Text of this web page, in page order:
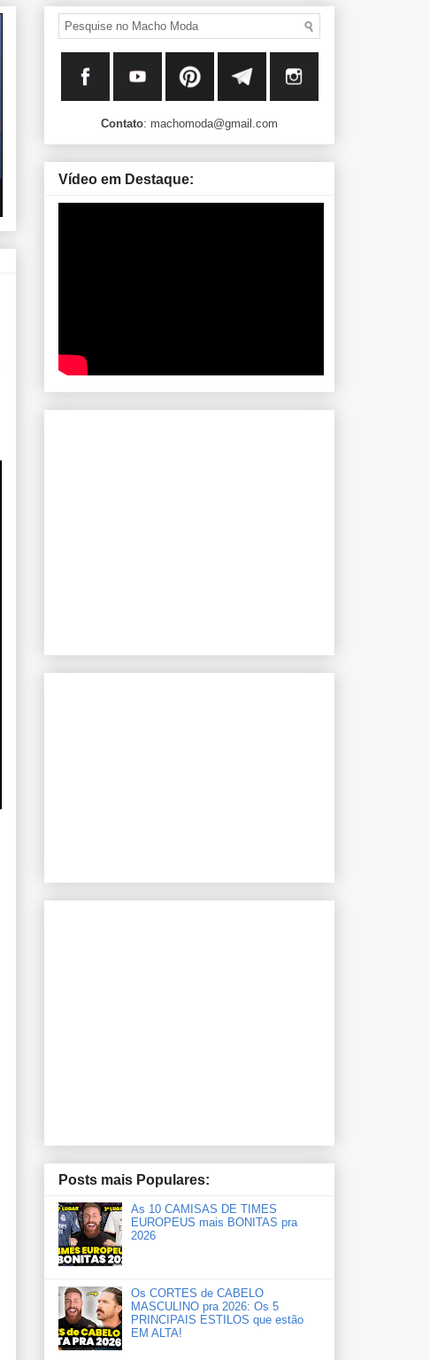
Contato: machomoda@gmail.com
Vídeo em Destaque:
Posts mais Populares:
As 10 CAMISAS DE TIMES
EUROPEUS mais BONITAS pra
2026
Os CORTES de CABELO
MASCULINO pra 2026: Os 5
PRINCIPAIS ESTILOS que estão
EM ALTA!